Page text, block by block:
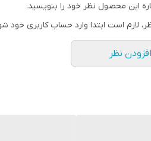
این محصول نظر خود را بنویسید.
لازم است ابتدا وارد حساب کاربری خود
افزودن نظر